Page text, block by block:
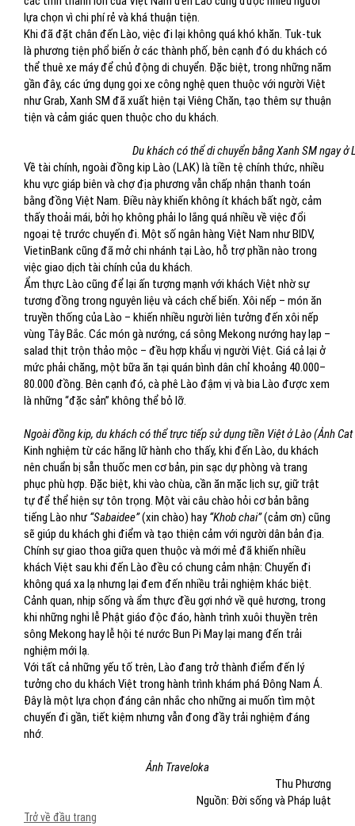
lựa chọn vì chi phí rẻ và khá thuận tiện.
Khi đã đặt chân đến Lào, việc đi lại không quá khó khăn. Tuk-tuk
là phương tiện phổ biến ở các thành phố, bên cạnh đó du khách có
thể thuê xe máy để chủ động di chuyển. Đặc biệt, trong những năm
gần đây, các ứng dụng gọi xe công nghệ quen thuộc với người Việt
như Grab, Xanh SM đã xuất hiện tại Viêng Chăn, tạo thêm sự thuận
tiện và cảm giác quen thuộc cho du khách.
Du khách có thể di chuyển bằng Xanh SM ngay ở
Về tài chính, ngoài đồng kip Lào (LAK) là tiền tệ chính thức, nhiều
khu vực giáp biên và chợ địa phương vẫn chấp nhận thanh toán
bằng đồng Việt Nam. Điều này khiến không ít khách bất ngờ, cảm
thấy thoải mái, bởi họ không phải lo lắng quá nhiều về việc đổi
ngoại tệ trước chuyến đi. Một số ngân hàng Việt Nam như BIDV,
VietinBank cũng đã mở chi nhánh tại Lào, hỗ trợ phần nào trong
việc giao dịch tài chính của du khách.
Ẩm thực Lào cũng để lại ấn tượng mạnh với khách Việt nhờ sự
tương đồng trong nguyên liệu và cách chế biến. Xôi nếp – món ăn
truyền thống của Lào – khiến nhiều người liên tưởng đến xôi nếp
vùng Tây Bắc. Các món gà nướng, cá sông Mekong nướng hay lạp –
salad thịt trộn thảo mộc – đều hợp khẩu vị người Việt. Giá cả lại ở
mức phải chăng, một bữa ăn tại quán bình dân chỉ khoảng 40.000–
80.000 đồng. Bên cạnh đó, cà phê Lào đậm vị và bia Lào được xem
là những “đặc sản” không thể bỏ lỡ.
Ngoài đồng kip, du khách có thể trực tiếp sử dụng tiền Việt ở Lào (Ảnh Cat
Kinh nghiệm từ các hãng lữ hành cho thấy, khi đến Lào, du khách
nên chuẩn bị sẵn thuốc men cơ bản, pin sạc dự phòng và trang
phục phù hợp. Đặc biệt, khi vào chùa, cần ăn mặc lịch sự, giữ trật
tự để thể hiện sự tôn trọng. Một vài câu chào hỏi cơ bản bằng
tiếng Lào như “Sabaidee”(xin chào) hay“Khob chai”(cảm ơn) cũng
sẽ giúp du khách ghi điểm và tạo thiện cảm với người dân bản địa.
Chính sự giao thoa giữa quen thuộc và mới mẻ đã khiến nhiều
khách Việt sau khi đến Lào đều có chung cảm nhận: Chuyến đi
không quá xa lạ nhưng lại đem đến nhiều trải nghiệm khác biệt.
Cảnh quan, nhịp sống và ẩm thực đều gợi nhớ về quê hương, trong
khi những nghi lễ Phật giáo độc đáo, hành trình xuôi thuyền trên
sông Mekong hay lễ hội té nước Bun Pi May lại mang đến trải
nghiệm mới lạ.
Với tất cả những yếu tố trên, Lào đang trở thành điểm đến lý
tưởng cho du khách Việt trong hành trình khám phá Đông Nam Á.
Đây là một lựa chọn đáng cân nhắc cho những ai muốn tìm một
chuyến đi gần, tiết kiệm nhưng vẫn đong đầy trải nghiệm đáng
nhớ.
Ảnh Traveloka
Thu Phương
Nguồn: Đời sống và Pháp luật
Trở về đầu trang